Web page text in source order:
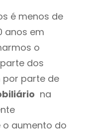
é menos de
anos em
o
dos
por parte de
na
o aumento do